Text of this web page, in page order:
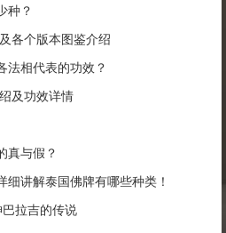
种？
各个版本图鉴介绍
法相代表的功效？
及功效详情
真与假？
细讲解泰国佛牌有哪些种类！
拉吉的传说